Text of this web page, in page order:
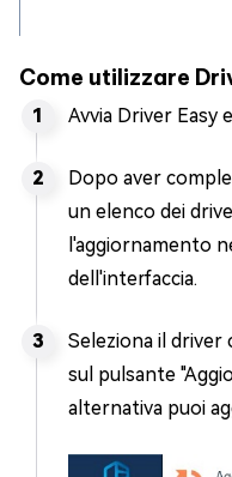
Come utilizzare
Avvia Driver Easy
Dopo aver
un elenco dei
l'aggiornamento
dell'interfaccia.
Seleziona il driver
sul pulsante
alternativa puoi